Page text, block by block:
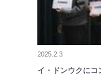
2025.2.3
イ・ドンウクに